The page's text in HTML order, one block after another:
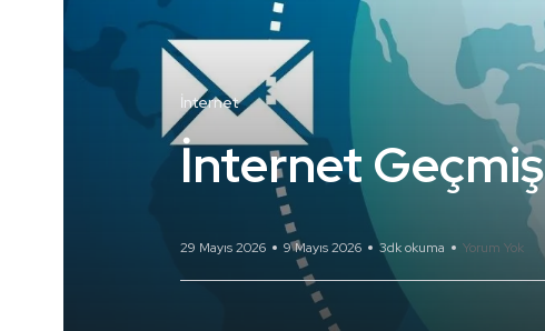
İnternet
İnternet
29 Mayıs 2026 9 Mayıs 2026 3dk okuma Yorum Yok